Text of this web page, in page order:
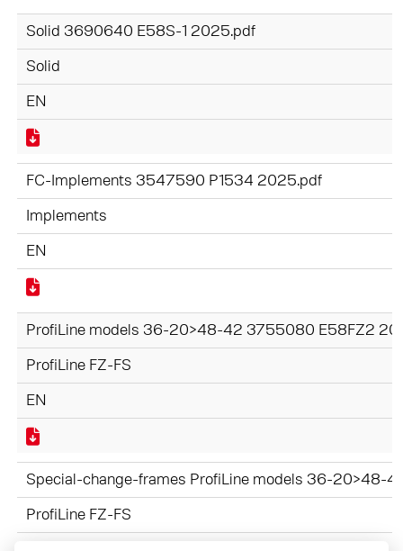
Solid 3690640 E58S-1 2025.pdf
Solid
EN
FC-Implements 3547590 P1534 2025.pdf
Implements
EN
ProfiLine models 36-20>48-42 3755080 E58FZ2
ProfiLine FZ-FS
EN
Special-change-frames ProfiLine models 36-20>48-
ProfiLine FZ-FS